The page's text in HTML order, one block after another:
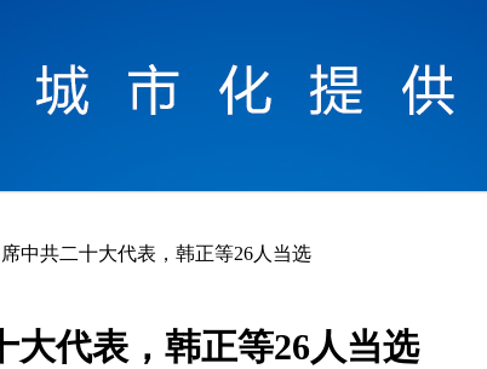
中共二十大代表，韩正等26人当选
大代表，韩正等26人当选